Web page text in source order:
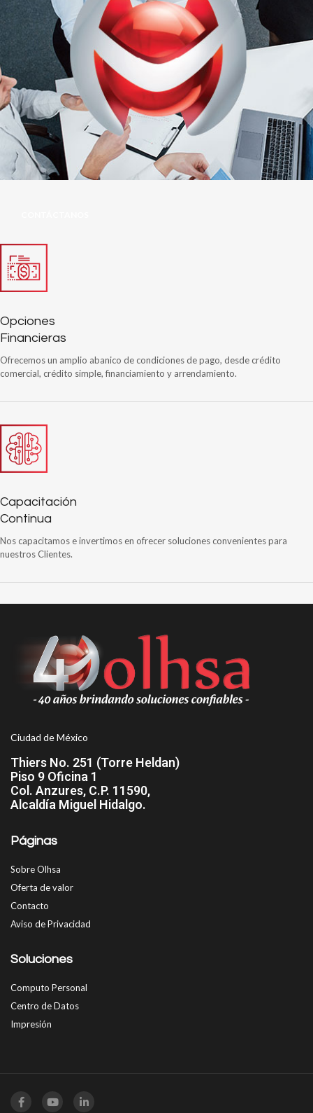
Opciones
Financieras
Ofrecemos un amplio abanico de condiciones de pago, desde crédito
comercial, crédito simple, financiamiento y arrendamiento.
Capacitación
Continua
Nos capacitamos e invertimos en ofrecer soluciones convenientes para
nuestros Clientes.
Ciudad de México
Thiers No. 251 (Torre Heldan)
Piso 9 Oficina 1
Col. Anzures, C.P. 11590,
Alcaldía Miguel Hidalgo.
Páginas
Sobre Olhsa
Oferta de valor
Contacto
Aviso de Privacidad
Soluciones
Computo Personal
Centro de Datos
Impresión